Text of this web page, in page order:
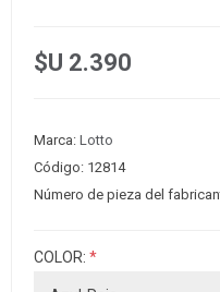
$U 2.390
Marca: Lotto
Código: 12814
Número de pieza del
COLOR: *